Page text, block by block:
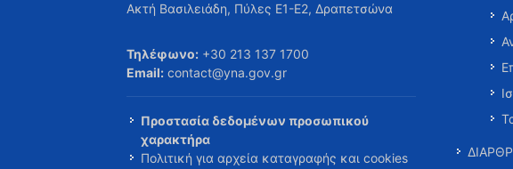
Ακτή Βασιλειάδη, Πύλες Ε1-Ε2, Δραπετσώνα
Τηλέφωνο: +30 213 137 1700
Email: contact@yna.gov.gr
Προστασία δεδομένων προσωπικού
χαρακτήρα
Πολιτική για αρχεία καταγραφής και cookies